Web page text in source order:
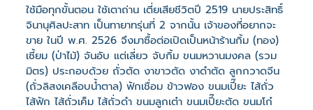
ใช้มือทุกขั้นตอน ใช้เตาถ่าน เตี่ยเสียชีวิตปี 2519 นายประสิทธิ์
จินานุศิลปะสาท เป็นทายาทรุ่นที่ 2 จากนั้น เจ้าของที่อยากจะ
ขาย ในปี พ.ศ. 2526 จึงมาซื้อต่อเปิดเป็นหน้าร้านกิ้ม (ทอง)
เซี้ยม (ป่าไม้) จันอับ แต่เลี่ยว จับกิ้ม ขนมหวานมงคล (รวม
มิตร) ประกอบด้วย ถั่วตัด งาขาวตัด งาดำตัด ลูกกวาดจีน
(ถั่วลิสงเคลือบน้ำตาล) ฟักเชื่อม ข้าวฟอง ขนมเปี๊ยะ ไส้ถั่ว
ไส้ฟัก ไส้ถั่วเค็ม ไส้ถั่วดำ ขนมลูกเต๋า ขนมเปี๊ยะตัด ขนมโก๋